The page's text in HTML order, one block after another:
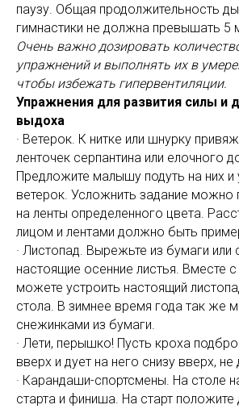
паузу. Общая продолжительность
гимнастики не должна превышать 5
Очень важно дозировать
упражнений и выполнять их в
чтобы избежать гипервентиляции.
Упражнения для развития силы и
выдоха
· Ветерок. К нитке или шнурку
ленточек серпантина или елочного
Предложите малышу подуть на них и
ветерок. Усложнить задание можно
на ленты определенного цвета.
лицом и лентами должно быть
· Листопад. Вырежьте из бумаги или
настоящие осенние листья. Вместе
можете устроить настоящий
стола. В зимнее время года так же
снежинками из бумаги.
· Лети, перышко! Пусть кроха
вверх и дует на него снизу вверх,
· Карандаши-спортсмены. На столе
старта и финиша. На старт